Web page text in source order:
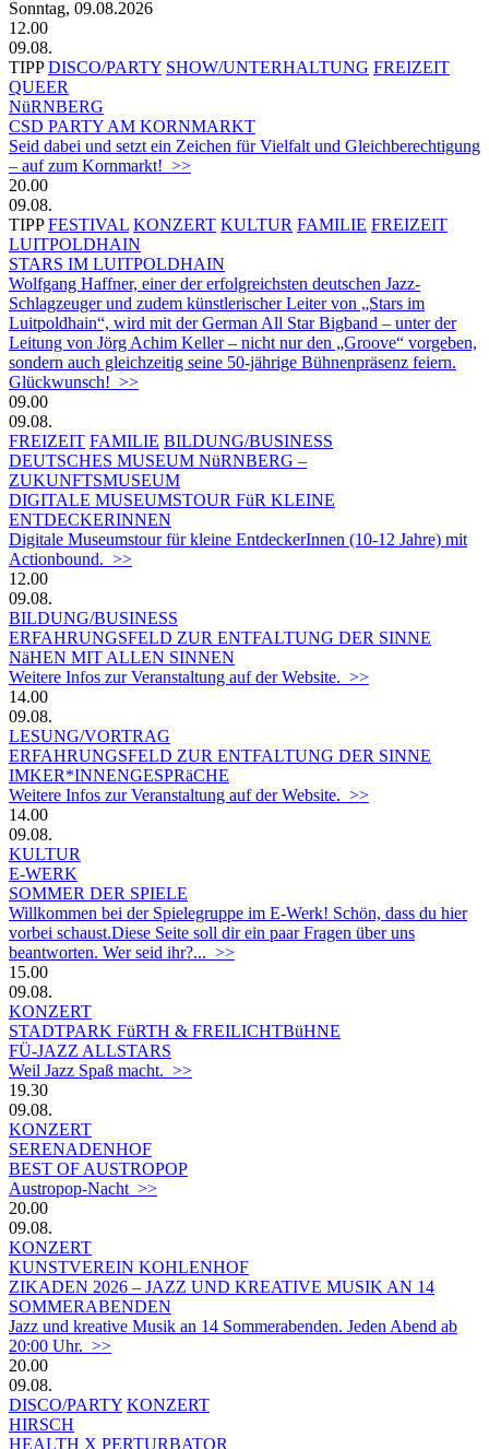
Sonntag, 09.08.2026
12.00
09.08.
TIPP DISCO/PARTY SHOW/UNTERHALTUNG FREIZEIT
QUEER
NüRNBERG
CSD PARTY AM KORNMARKT
Seid dabei und setzt ein Zeichen für Vielfalt und Gleichberechtigung
– auf zum Kornmarkt! >>
20.00
09.08.
TIPP FESTIVAL KONZERT KULTUR FAMILIE FREIZEIT
LUITPOLDHAIN
STARS IM LUITPOLDHAIN
Wolfgang Haffner, einer der erfolgreichsten deutschen Jazz-
Schlagzeuger und zudem künstlerischer Leiter von „Stars im
Luitpoldhain“, wird mit der German All Star Bigband – unter der
Leitung von Jörg Achim Keller – nicht nur den „Groove“ vorgeben,
sondern auch gleichzeitig seine 50-jährige Bühnenpräsenz feiern.
Glückwunsch! >>
09.00
09.08.
FREIZEIT FAMILIE BILDUNG/BUSINESS
DEUTSCHES MUSEUM NüRNBERG –
ZUKUNFTSMUSEUM
DIGITALE MUSEUMSTOUR FüR KLEINE
ENTDECKERINNEN
Digitale Museumstour für kleine EntdeckerInnen (10-12 Jahre) mit
Actionbound. >>
12.00
09.08.
BILDUNG/BUSINESS
ERFAHRUNGSFELD ZUR ENTFALTUNG DER SINNE
NäHEN MIT ALLEN SINNEN
Weitere Infos zur Veranstaltung auf der Website. >>
14.00
09.08.
LESUNG/VORTRAG
ERFAHRUNGSFELD ZUR ENTFALTUNG DER SINNE
IMKER*INNENGESPRäCHE
Weitere Infos zur Veranstaltung auf der Website. >>
14.00
09.08.
KULTUR
E-WERK
SOMMER DER SPIELE
Willkommen bei der Spielegruppe im E-Werk! Schön, dass du hier
vorbei schaust.Diese Seite soll dir ein paar Fragen über uns
beantworten. Wer seid ihr?... >>
15.00
09.08.
KONZERT
STADTPARK FüRTH & FREILICHTBüHNE
FÜ-JAZZ ALLSTARS
Weil Jazz Spaß macht. >>
19.30
09.08.
KONZERT
SERENADENHOF
BEST OF AUSTROPOP
Austropop-Nacht >>
20.00
09.08.
KONZERT
KUNSTVEREIN KOHLENHOF
ZIKADEN 2026 – JAZZ UND KREATIVE MUSIK AN 14
SOMMERABENDEN
Jazz und kreative Musik an 14 Sommerabenden. Jeden Abend ab
20:00 Uhr. >>
20.00
09.08.
DISCO/PARTY KONZERT
HIRSCH
HEALTH X PERTURBATOR